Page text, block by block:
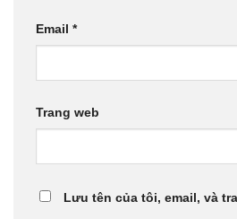
Email *
Trang web
Lưu tên của tôi, email, và